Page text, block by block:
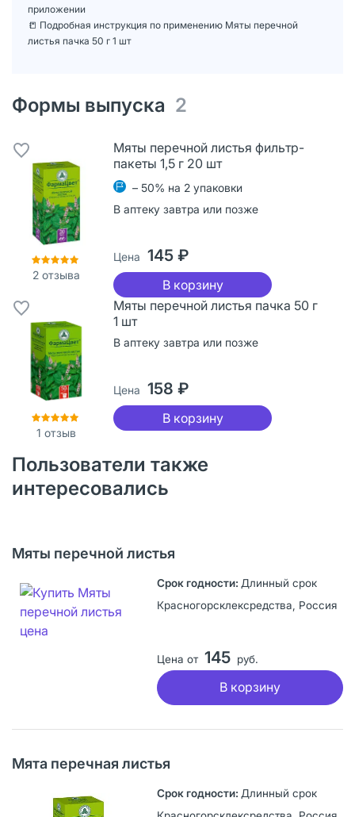
приложении
📒 Подробная инструкция по применению Мяты перечной
листья пачка 50 г 1 шт
Формы выпуска 2
2 отзыва
Мяты перечной листья фильтр-
пакеты 1,5 г 20 шт
– 50% на 2 упаковки
В аптеку завтра или позже
Цена 145 ₽
В корзину
1 отзыв
Мяты перечной листья пачка 50 г
1 шт
В аптеку завтра или позже
Цена 158 ₽
В корзину
Пользователи также
интересовались
Мяты перечной листья
Длинный срок
Красногорсклексредства, Россия
Цена от 145 руб.
В корзину
Мята перечная листья
Длинный срок